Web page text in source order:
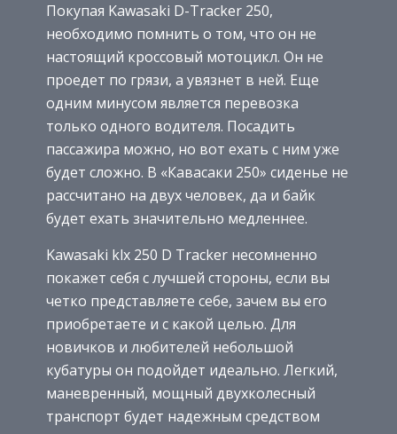
Покупая Kawasaki D-Tracker 250,
необходимо помнить о том, что он не
настоящий кроссовый мотоцикл. Он не
проедет по грязи, а увязнет в ней. Еще
одним минусом является перевозка
только одного водителя. Посадить
пассажира можно, но вот ехать с ним уже
будет сложно. В «Кавасаки 250» сиденье не
рассчитано на двух человек, да и байк
будет ехать значительно медленнее.
Kawasaki klx 250 D Tracker несомненно
покажет себя с лучшей стороны, если вы
четко представляете себе, зачем вы его
приобретаете и с какой целью. Для
новичков и любителей небольшой
кубатуры он подойдет идеально. Легкий,
маневренный, мощный двухколесный
транспорт будет надежным средством